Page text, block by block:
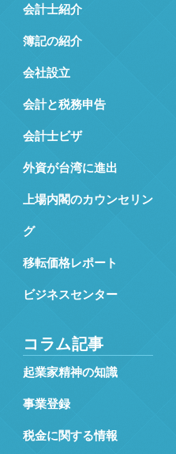
会計士紹介
簿記の紹介
会社設立
会計と税務申告
会計士ビザ
外資が台湾に進出
上場内閣のカウンセリン
グ
移転価格レポート
ビジネスセンター
コラム記事
起業家精神の知識
事業登録
税金に関する情報